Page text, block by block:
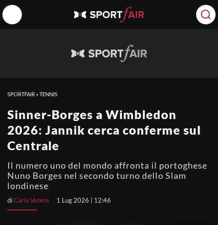
SPORTFAIR »TENNIS
Sinner-Borges a Wimbledon
2026: Jannik cerca conferme sul
Centrale
Il numero uno del mondo affronta il portoghese
Nuno Borges nel secondo turno dello Slam
londinese
diCarlo Vetere 1 Lug 2026 | 12:46